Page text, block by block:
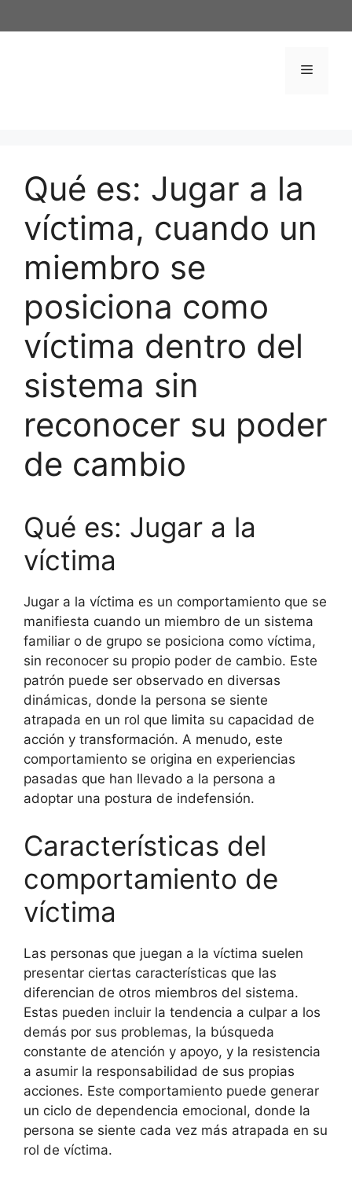
al
Menú
Qué es: Jugar a la
víctima, cuando un
miembro se
posiciona como
víctima dentro del
sistema sin
reconocer su poder
de cambio
Qué es: Jugar a la
víctima
Jugar a la víctima es un comportamiento que se
manifiesta cuando un miembro de un sistema
familiar o de grupo se posiciona como víctima,
sin reconocer su propio poder de cambio. Este
patrón puede ser observado en diversas
dinámicas, donde la persona se siente
atrapada en un rol que limita su capacidad de
acción y transformación. A menudo, este
comportamiento se origina en experiencias
pasadas que han llevado a la persona a
adoptar una postura de indefensión.
Características del
comportamiento de
víctima
Las personas que juegan a la víctima suelen
presentar ciertas características que las
diferencian de otros miembros del sistema.
Estas pueden incluir la tendencia a culpar a los
demás por sus problemas, la búsqueda
constante de atención y apoyo, y la resistencia
a asumir la responsabilidad de sus propias
acciones. Este comportamiento puede generar
un ciclo de dependencia emocional, donde la
persona se siente cada vez más atrapada en su
rol de víctima.